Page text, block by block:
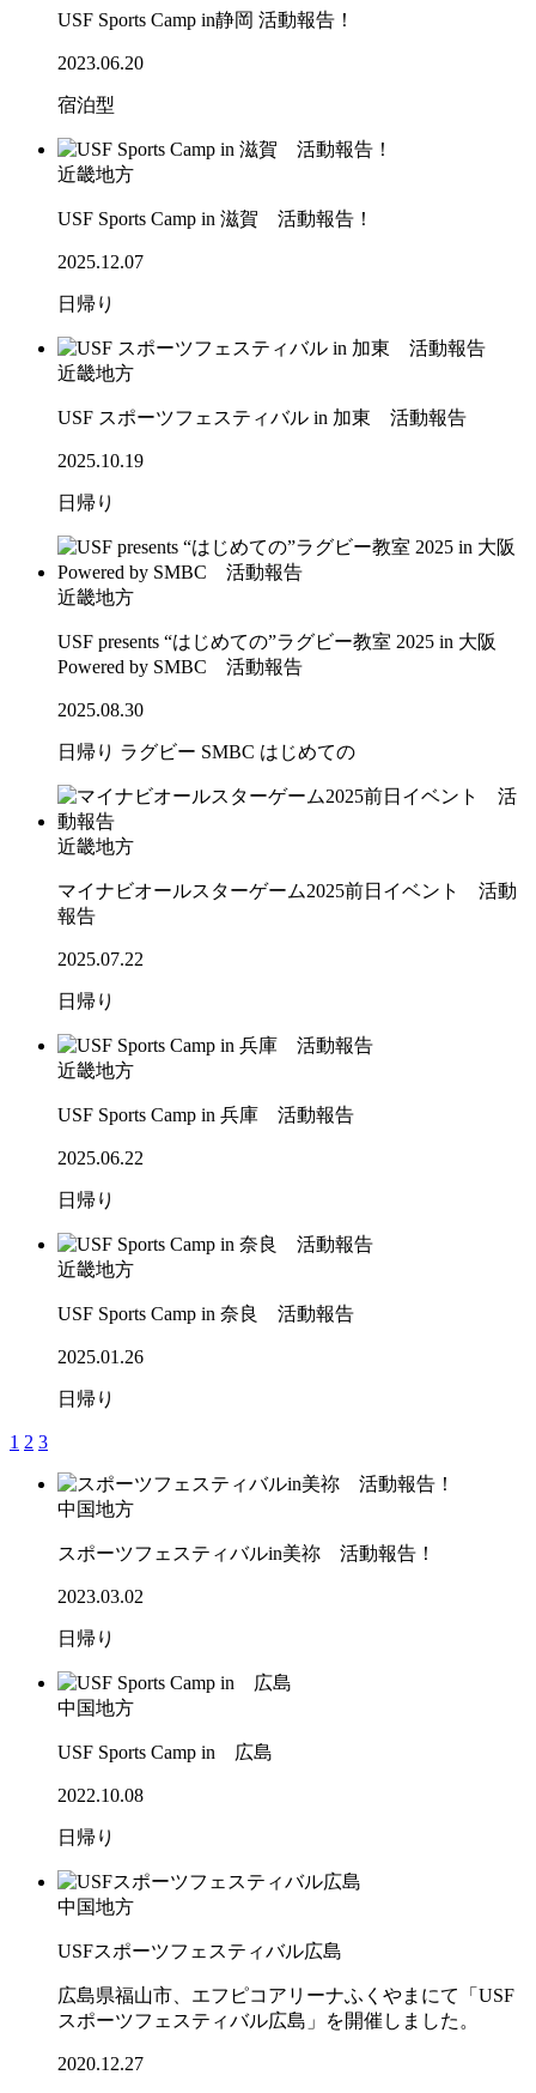
USF Sports Camp in静岡 活動報告！
2023.06.20
宿泊型
近畿地方
USF Sports Camp in 滋賀 活動報告！
2025.12.07
日帰り
近畿地方
USF スポーツフェスティバル in 加東 活動報告
2025.10.19
日帰り
近畿地方
USF presents “はじめての”ラグビー教室 2025 in 大阪
Powered by SMBC 活動報告
2025.08.30
日帰り ラグビー SMBC はじめての
近畿地方
マイナビオールスターゲーム2025前日イベント 活動
報告
2025.07.22
日帰り
近畿地方
USF Sports Camp in 兵庫 活動報告
2025.06.22
日帰り
近畿地方
USF Sports Camp in 奈良 活動報告
2025.01.26
日帰り
1 2 3
中国地方
スポーツフェスティバルin美祢 活動報告！
2023.03.02
日帰り
中国地方
USF Sports Camp in 広島
2022.10.08
日帰り
中国地方
USFスポーツフェスティバル広島
広島県福山市、エフピコアリーナふくやまにて「USF
スポーツフェスティバル広島」を開催しました。
2020.12.27